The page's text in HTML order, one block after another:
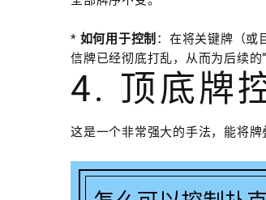
* 如何用于控制 ：在将关键牌（或
信牌已经彻底打乱，从而为后续的“
4. 顶底牌
这是一个非常强大的手法，能将牌